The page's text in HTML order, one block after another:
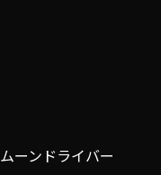
ムーンドライバー